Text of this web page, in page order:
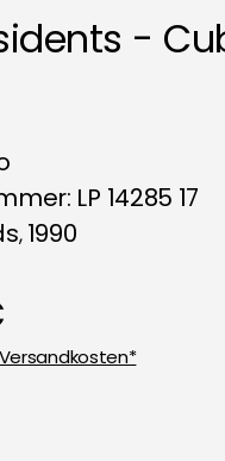
-
LP 14285 17
, 1990
Versandkosten*